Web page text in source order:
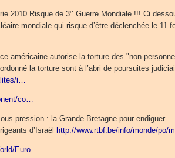
2010 Risque de 3e Guerre Mondiale !!! Ci
mondiale qui risque d’être déclenchée le 11
américaine autorise la torture des "non-
la torture sont à l’abri de poursuites
i…
co…
pression : la Grande-Bretagne pour endiguer
d’Israël http://www.rtbf.be/info/monde/po/
Euro…